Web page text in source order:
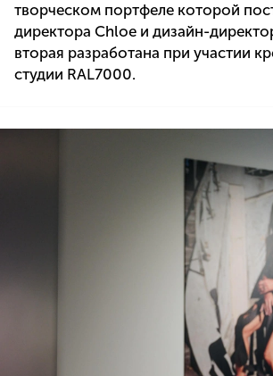
творческом портфеле которой
директора Chloe и дизайн-
вторая разработана при участии
студии RAL7000.